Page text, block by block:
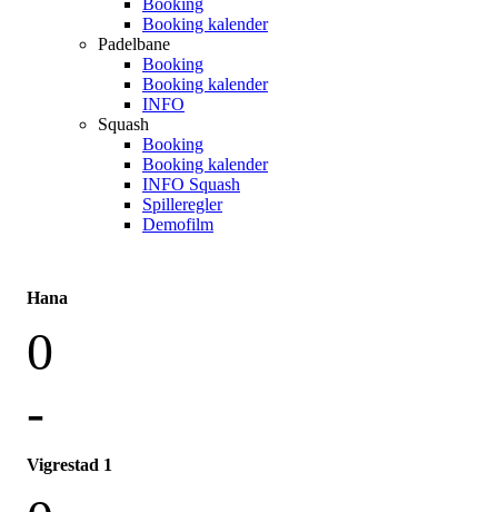
Booking
Booking kalender
Padelbane
Booking
Booking kalender
INFO
Squash
Booking
Booking kalender
INFO Squash
Spilleregler
Demofilm
Hana
0
-
Vigrestad 1